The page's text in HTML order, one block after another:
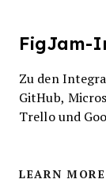
FigJam-
Zu den
GitHub,
Trello und
LEARN